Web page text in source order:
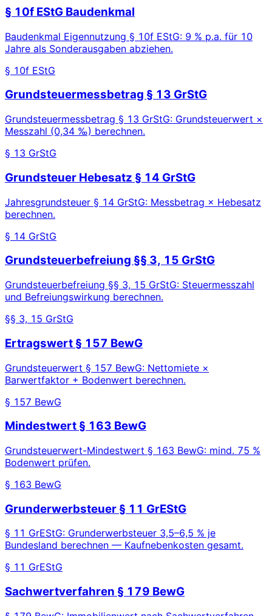
§ 10f EStG Baudenkmal
Baudenkmal Eigennutzung § 10f EStG: 9 % p.a. für 10
Jahre als Sonderausgaben abziehen.
§ 10f EStG
Grundsteuermessbetrag § 13 GrStG
Grundsteuermessbetrag § 13 GrStG: Grundsteuerwert ×
Messzahl (0,34 ‰) berechnen.
§ 13 GrStG
Grundsteuer Hebesatz § 14 GrStG
Jahresgrundsteuer § 14 GrStG: Messbetrag × Hebesatz
berechnen.
§ 14 GrStG
Grundsteuerbefreiung §§ 3, 15 GrStG
Grundsteuerbefreiung §§ 3, 15 GrStG: Steuermesszahl
und Befreiungswirkung berechnen.
§§ 3, 15 GrStG
Ertragswert § 157 BewG
Grundsteuerwert § 157 BewG: Nettomiete ×
Barwertfaktor + Bodenwert berechnen.
§ 157 BewG
Mindestwert § 163 BewG
Grundsteuerwert-Mindestwert § 163 BewG: mind. 75 %
Bodenwert prüfen.
§ 163 BewG
Grunderwerbsteuer § 11 GrEStG
§ 11 GrEStG: Grunderwerbsteuer 3,5–6,5 % je
Bundesland berechnen — Kaufnebenkosten gesamt.
§ 11 GrEStG
Sachwertverfahren § 179 BewG